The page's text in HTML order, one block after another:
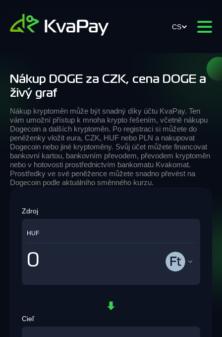
CS
Nákup DOGE za CZK, cena DOGE a
živý graf
Nákup kryptoměn může být snadný díky účtu KvaPay. Ten
vám umožní přístup k mnoha krypto řešením, včetně nákupu
Dogecoin a dalších kryptoměn. Po registraci si můžete do
peněženky vložit eura, CZK, HUF nebo PLN a nakupovat
Dogecoin nebo jiné kryptoměny. Svůj účet můžete financovat
bankovní kartou, bankovním převodem, převodem kryptoměn
nebo v hotovosti prostřednictvím bankomatu Kvakomat.
Prostředky ve své peněžence můžete snadno převést na
Dogecoin podle aktuálního směnného kurzu.
Zdroj
HUF
Cieľ